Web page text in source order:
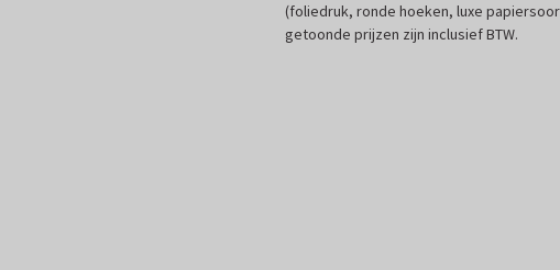
(foliedruk, ronde hoeken, luxe
getoonde prijzen zijn inclusief BTW.